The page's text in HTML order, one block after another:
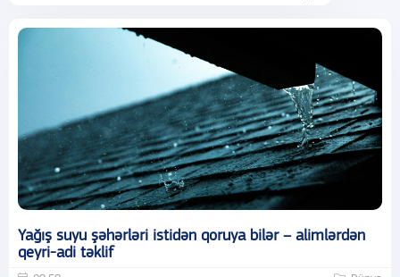
Yağış suyu şəhərləri istidən qoruya bilər – alimlərdən
qeyri-adi təklif